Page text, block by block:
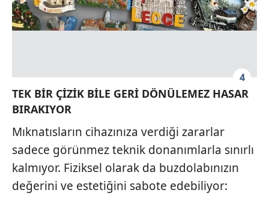
4
TEK BİR ÇİZİK BİLE GERİ DÖNÜLEMEZ HASAR
BIRAKIYOR
Mıknatısların cihazınıza verdiği zararlar
sadece görünmez teknik donanımlarla sınırlı
kalmıyor. Fiziksel olarak da buzdolabınızın
değerini ve estetiğini sabote edebiliyor: